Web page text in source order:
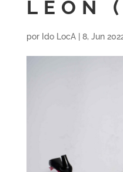
LEÓN
por Ido LocA| 8, Jun